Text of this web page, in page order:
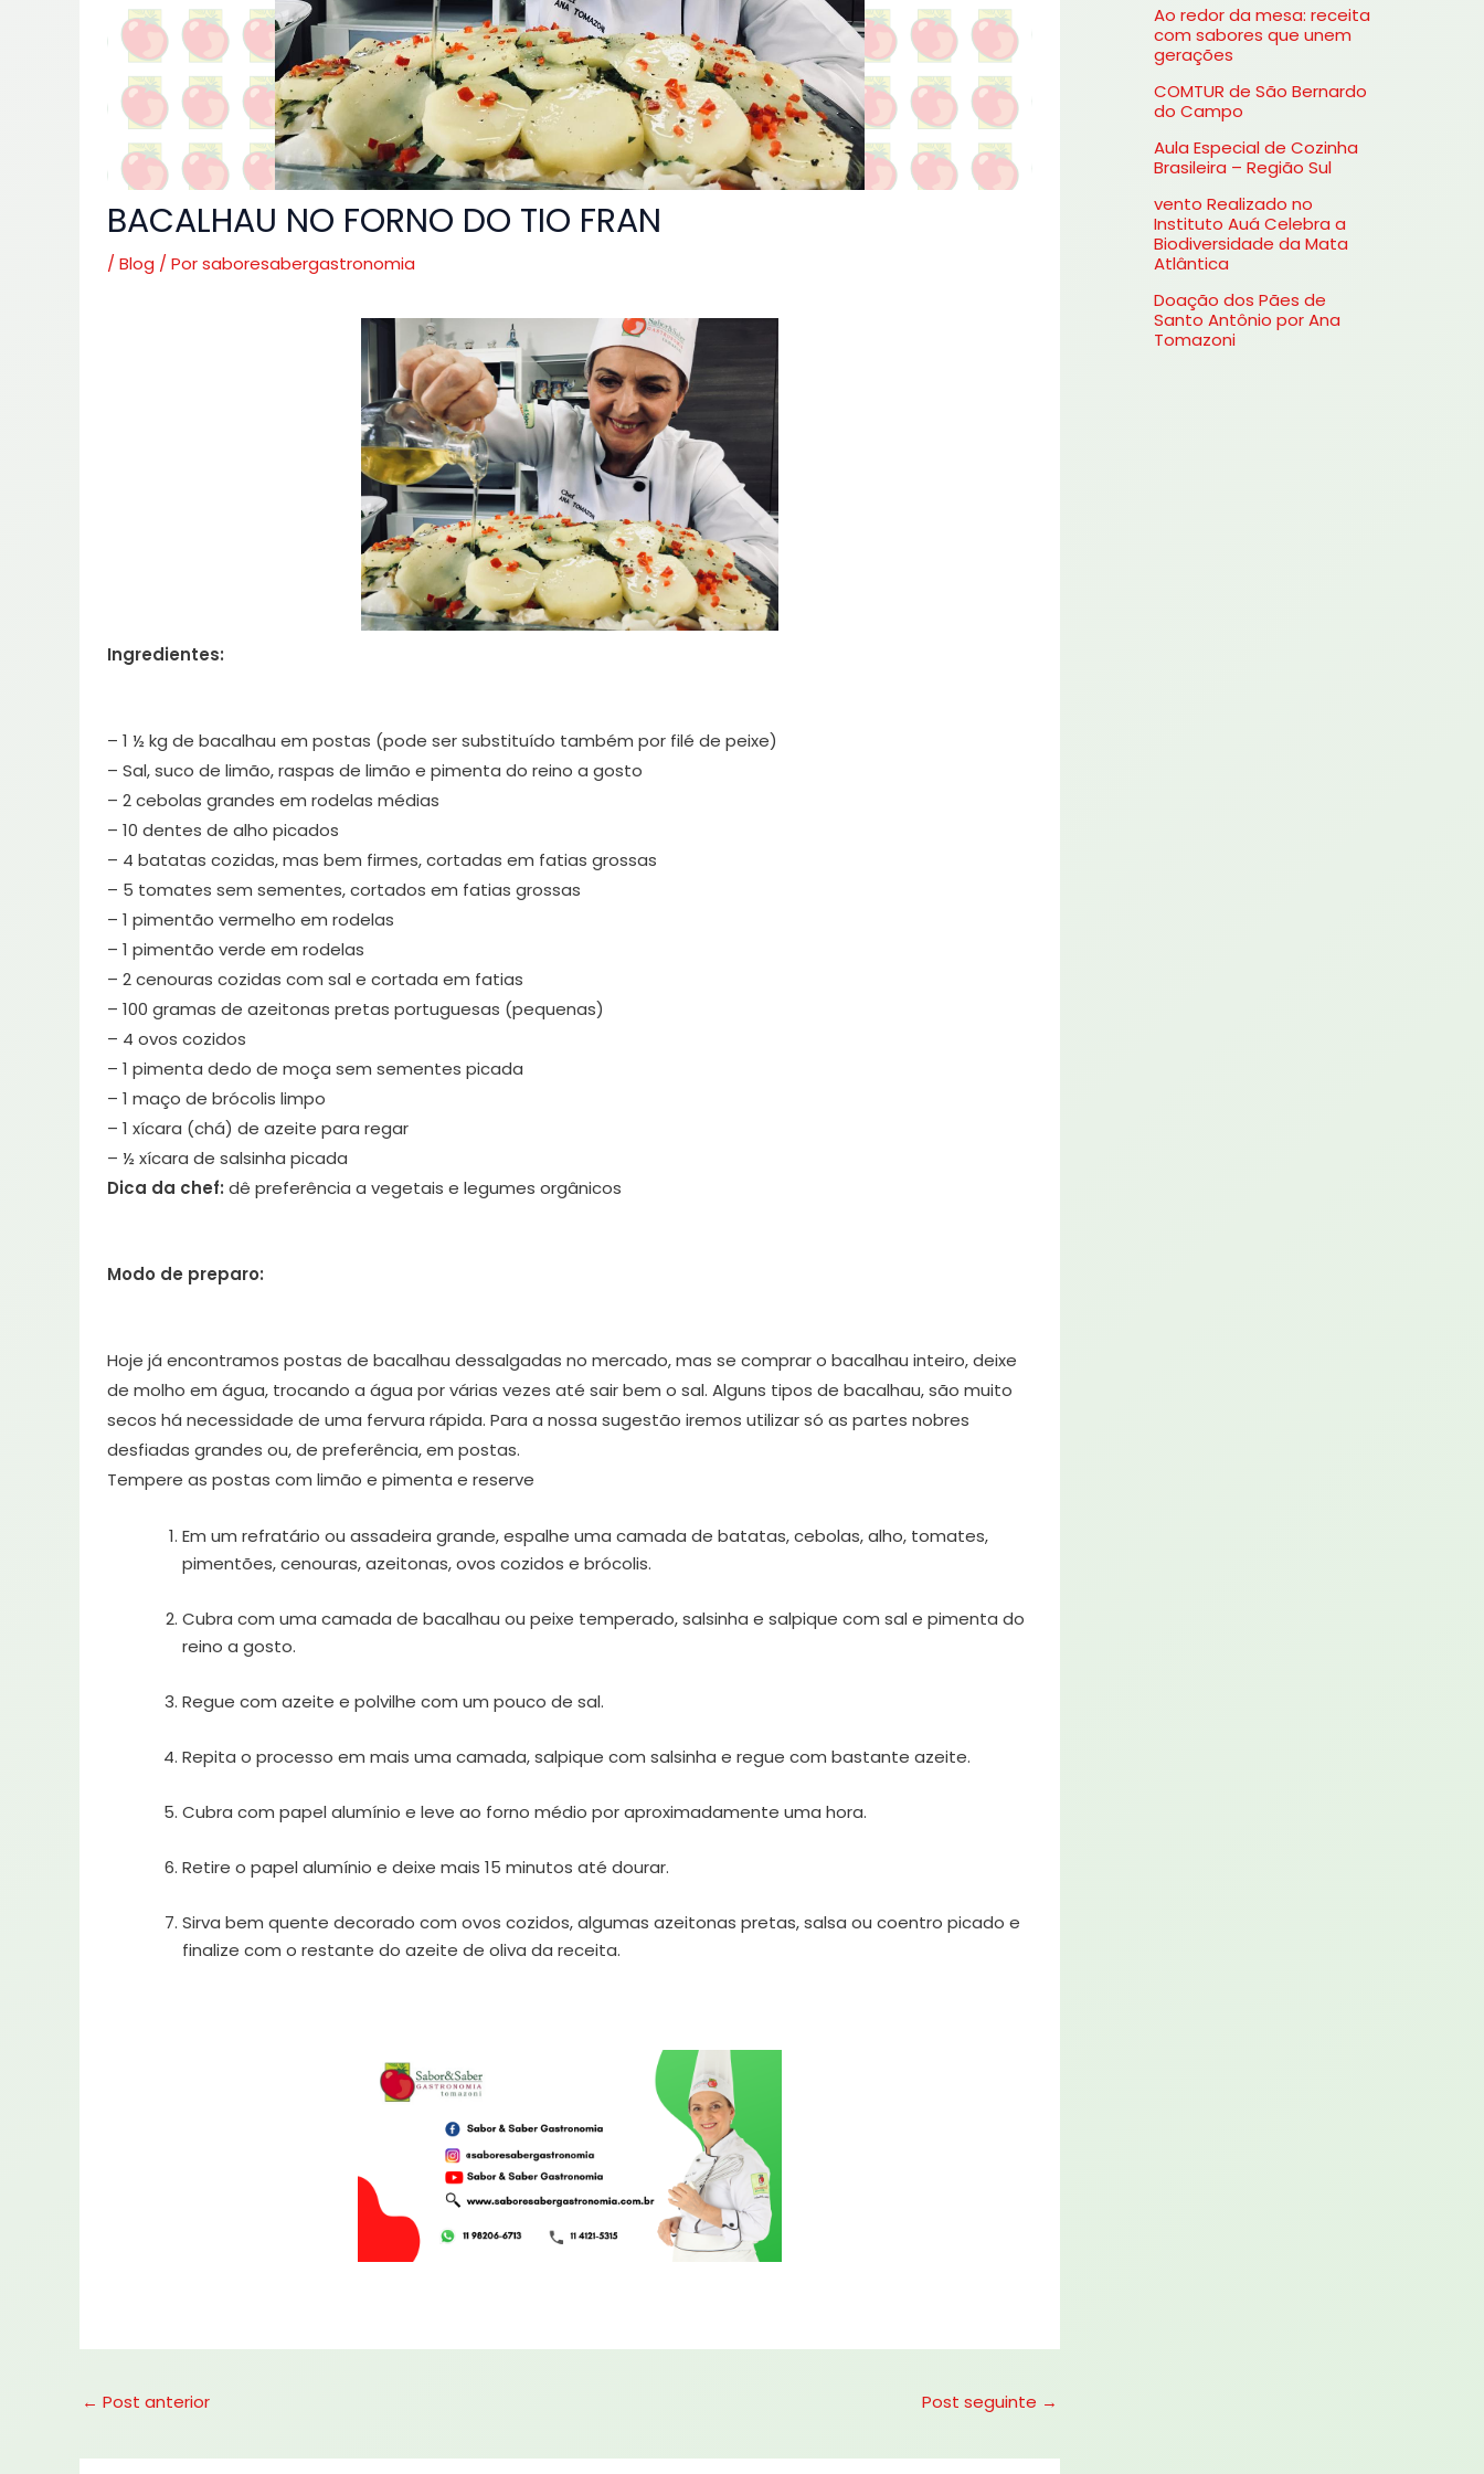
BACALHAU NO FORNO DO TIO FRAN
/ Blog / Porsaboresabergastronomia
Ingredientes:
– 1 ½ kg de bacalhau em postas (pode ser substituído também por filé de peixe)
– Sal, suco de limão, raspas de limão e pimenta do reino a gosto
– 2 cebolas grandes em rodelas médias
– 10 dentes de alho picados
– 4 batatas cozidas, mas bem firmes, cortadas em fatias grossas
– 5 tomates sem sementes, cortados em fatias grossas
– 1 pimentão vermelho em rodelas
– 1 pimentão verde em rodelas
– 2 cenouras cozidas com sal e cortada em fatias
– 100 gramas de azeitonas pretas portuguesas (pequenas)
– 4 ovos cozidos
– 1 pimenta dedo de moça sem sementes picada
– 1 maço de brócolis limpo
– 1 xícara (chá) de azeite para regar
– ½ xícara de salsinha picada
Dica da chef: dê preferência a vegetais e legumes orgânicos
Modo de preparo:
Hoje já encontramos postas de bacalhau dessalgadas no mercado, mas se comprar o bacalhau inteiro, deixe
de molho em água, trocando a água por várias vezes até sair bem o sal. Alguns tipos de bacalhau, são muito
secos há necessidade de uma fervura rápida. Para a nossa sugestão iremos utilizar só as partes nobres
desfiadas grandes ou, de preferência, em postas.
Tempere as postas com limão e pimenta e reserve
Em um refratário ou assadeira grande, espalhe uma camada de batatas, cebolas, alho, tomates,
pimentões, cenouras, azeitonas, ovos cozidos e brócolis.
Cubra com uma camada de bacalhau ou peixe temperado, salsinha e salpique com sal e pimenta do
reino a gosto.
Regue com azeite e polvilhe com um pouco de sal.
Repita o processo em mais uma camada, salpique com salsinha e regue com bastante azeite.
Cubra com papel alumínio e leve ao forno médio por aproximadamente uma hora.
Retire o papel alumínio e deixe mais 15 minutos até dourar.
Sirva bem quente decorado com ovos cozidos, algumas azeitonas pretas, salsa ou coentro picado e
finalize com o restante do azeite de oliva da receita.
← Post anterior Post seguinte →
s
a
r
o
:
Ao redor da mesa: receita
com sabores que unem
gerações
COMTUR de São Bernardo
do Campo
Aula Especial de Cozinha
Brasileira – Região Sul
vento Realizado no
Instituto Auá Celebra a
Biodiversidade da Mata
Atlântica
Doação dos Pães de
Santo Antônio por Ana
Tomazoni